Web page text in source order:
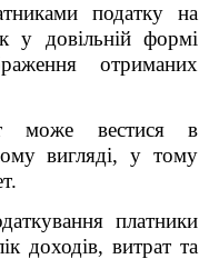
податку на
у довільній формі
отриманих
може вестися в
вигляді, у тому
платники
доходів, витрат та